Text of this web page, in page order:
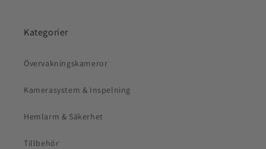
Kategorier
Övervakningskameror
Kamerasystem & Inspelning
Hemlarm & Säkerhet
Tillbehör